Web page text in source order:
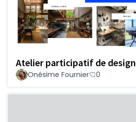
Atelier participatif de design
Onésime Fournier 0